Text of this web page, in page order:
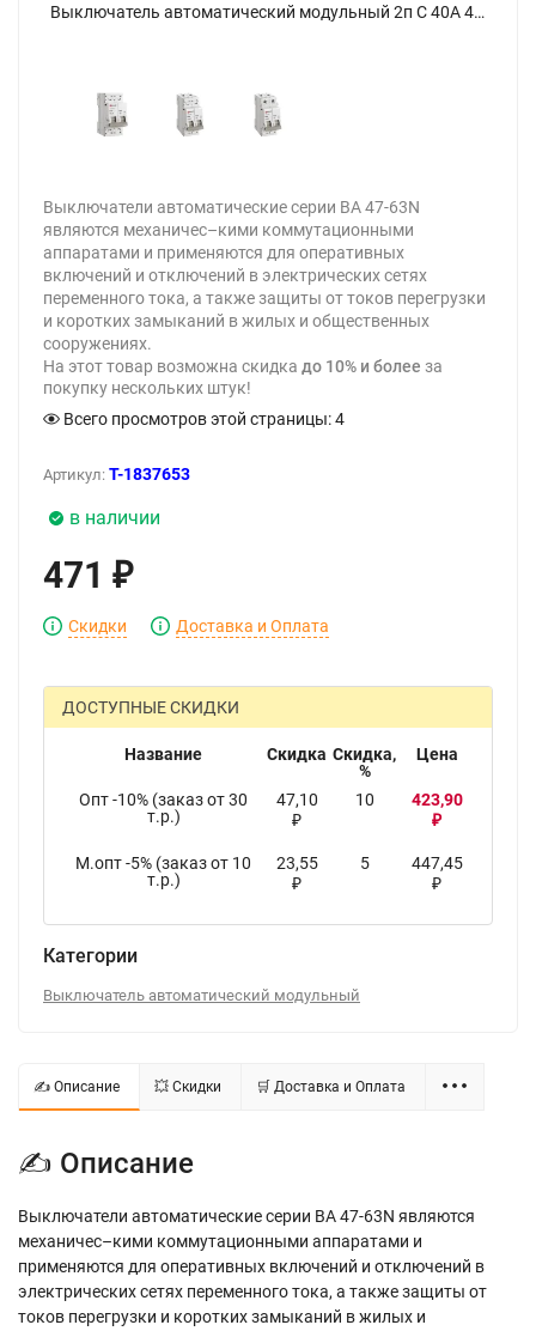
Выключатель автоматический модульный 2п C 40А 4.5кА ВА 47-63N PROxima EKF M634240C - фото
Выключатели автоматические серии ВА 47-63N
являются механичес–кими коммутационными
аппаратами и применяются для оперативных
включений и отключений в электрических сетях
переменного тока, а также защиты от токов перегрузки
и коротких замыканий в жилых и общественных
сооружениях.
На этот товар возможна скидка до 10% и более за
покупку нескольких штук!
Всего просмотров этой страницы:4
Артикул: T-1837653
в наличии
471 ₽
Скидки Доставка и Оплата
ДОСТУПНЫЕ СКИДКИ
Название Скидка Скидка,
%
Цена
Опт -10% (заказ от 30
т.р.)
47,10
₽
10 423,90
₽
М.опт -5% (заказ от 10
т.р.)
23,55
₽
5 447,45
₽
Категории
Выключатель автоматический модульный
✍ Описание 💥 Скидки 🛒 Доставка и Оплата
✍ Описание
Выключатели автоматические серии ВА 47-63N являются
механичес–кими коммутационными аппаратами и
применяются для оперативных включений и отключений в
электрических сетях переменного тока, а также защиты от
токов перегрузки и коротких замыканий в жилых и